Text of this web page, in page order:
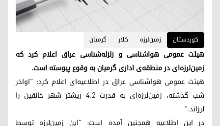
کوردستان زمین‌لرزه کلار گرمیان
هیئت عمومی هواشناسی و زلزله‌شناسی عراق اعلام کرد که
زمین‌لرزه‌ای در منطقه‌ی اداری گرمیان به وقوع پیوسته است.
هیئت عمومی هواشناسی عراق در اطلاعیه‌ای اعلام کرد: "اواخر
شب گذشته، زمین‌لرزه‌ای به قدرت ۴.۲ ریشتر شهر خانقین را
لرزاند."
در این اطلاعیه همچنین آمده است: "این زمین‌لرزه توسط